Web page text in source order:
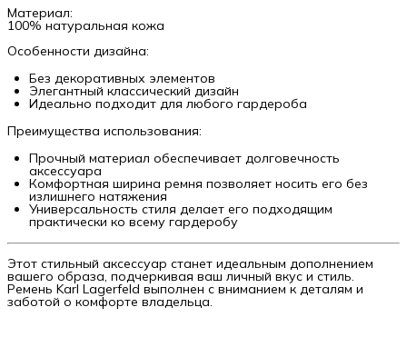
Материал:
100% натуральная кожа
Особенности дизайна:
Без декоративных элементов
Элегантный классический дизайн
Идеально подходит для любого гардероба
Преимущества использования:
Прочный материал обеспечивает долговечность
аксессуара
Комфортная ширина ремня позволяет носить его без
излишнего натяжения
Универсальность стиля делает его подходящим
практически ко всему гардеробу
Этот стильный аксессуар станет идеальным дополнением
вашего образа, подчеркивая ваш личный вкус и стиль.
Ремень Karl Lagerfeld выполнен с вниманием к деталям и
заботой о комфорте владельца.